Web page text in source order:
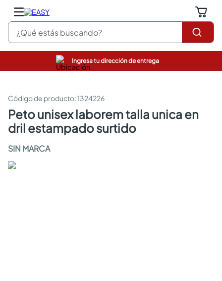
¿Qué estás buscando?
Ingresa tu dirección de entrega
:1324226
peto unisex laborem talla unica en
dril estampado surtido
SIN MARCA
pinturas
sanitarios
comedor
escritorio
armarios closet
comedores